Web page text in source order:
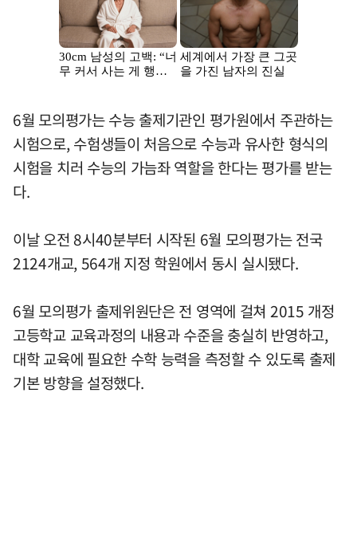
6월 모의평가는 수능 출제기관인 평가원에서 주관하는
시험으로, 수험생들이 처음으로 수능과 유사한 형식의
시험을 치러 수능의 가늠좌 역할을 한다는 평가를 받는
다.
이날 오전 8시40분부터 시작된 6월 모의평가는 전국
2124개교, 564개 지정 학원에서 동시 실시됐다.
6월 모의평가 출제위원단은 전 영역에 걸쳐 2015 개정
고등학교 교육과정의 내용과 수준을 충실히 반영하고,
대학 교육에 필요한 수학 능력을 측정할 수 있도록 출제
기본 방향을 설정했다.